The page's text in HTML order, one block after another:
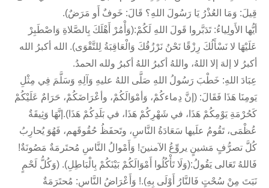
قِيلَ: وَمَا العُذْرُ يَا رَسُولَ اللهِ؟ قَالَ: خَوفٌ أَو مَرَضٌ).
أيُّها الأَولِياءُ: تَدَبَّروا قَولَ اللهِ لَكُمْ:(وَأْمُرْ أَهْلَكَ بِالصَّلاةِ وَاصْطَبِرْ
عَلَيْهَا لا نَسْأَلُكَ رِزْقًا نَحْنُ نَرْزُقُكَ وَالْعَاقِبَةُ لِلتَّقْوَى). الله أكبرُ الله
أكبرُ لا إلهَ إلا اللهُ، واللهُ أكبرُ اللهُ أكبرُ ولله الحمدُ.
عِبَادَ اللهِ: خَطْبَ رَسُولُ اللهِ صَلَّى اللهُ عليهِ وَآلِهِ وَسَلَّمَ فِي مِثْلِ
يَومِنَا هَذَا فَقَالَ: (إنَّ دِماءكُمْ، وَأمْوَالَكُمْ، وأعْرَاضَكُمْ، حَرَامٌ عَلَيْكُمْ
كَحُرْمَةِ يَوْمِكُمْ هَذَا، في شَهْرِكُمْ هَذَا، في بَلَدِكُمْ هَذَا).إنَّهَا وَثِيقَةٌ
عُظْمَى، تَقُومُ علَيها سَعَادَةُ النَّاسِ، وتَحفَظُ حُقُوقَهم، فَهُوَ يُحارِبُ
كُلَّ تصرُّفٍ مَشينٍ يروِّعُ الآمنينَ! وَأَمْوالُ النَّاسِ مُحتَرمَةٌ مَصُونَةٌ!
فَاللهُ تَعَالى يَقُولُ:(وَلَا تَأْكُلُوا أَمْوَالَكُمْ بَيْنَكُمْ بِالْبَاطِلِ). (وَكُلُّ لَحْمٍ
نَبَتَ مِنْ سُحْتٍ فَالنَّارُ أَوْلَى بِهِ).! وَأَعْرَاضُ النَّاسِ: مُحتَرَمَةٌ